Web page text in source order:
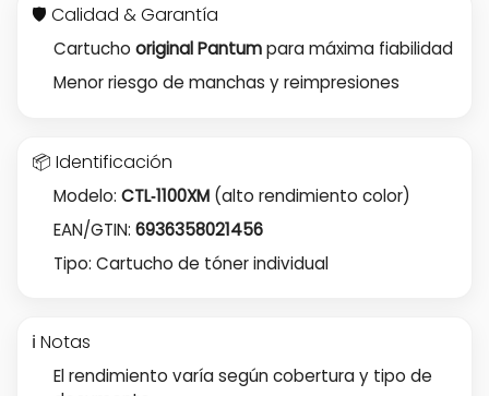
🛡️ Calidad & Garantía
Cartucho original Pantumpara máxima fiabilidad
Menor riesgo de manchas y reimpresiones
📦 Identificación
Modelo: CTL‑1100XM(alto rendimiento color)
EAN/GTIN: 6936358021456
Tipo: Cartucho de tóner individual
ℹ️ Notas
El rendimiento varía según cobertura y tipo de